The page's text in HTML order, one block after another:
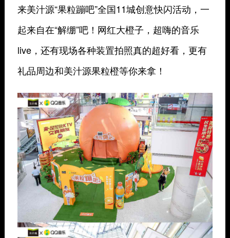
来美汁源“果粒蹦吧”全国11城创意快闪活动，一
起来自在“解绷”吧！网红大橙子，超嗨的音乐
live，还有现场各种装置拍照真的超好看，更有
礼品周边和美汁源果粒橙等你来拿！